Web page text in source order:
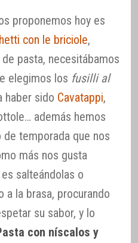
proponemos hoy es
con le briciole,
pasta, necesitábamos
elegimos los fusilli al
haber sido Cavatappi,
además hemos
temporada que nos
más nos gusta
salteándolas o
a la brasa, procurando
su sabor, y lo
con níscalos y